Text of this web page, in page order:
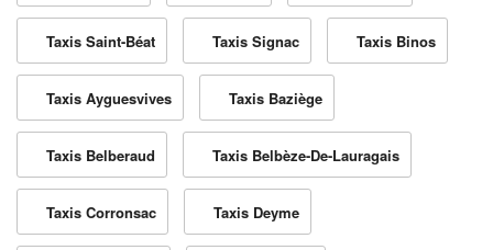
Taxis Saint-Béat Taxis Signac Taxis Binos
Taxis Ayguesvives Taxis Baziège
Taxis Belberaud Taxis Belbèze-De-Lauragais
Taxis Corronsac Taxis Deyme